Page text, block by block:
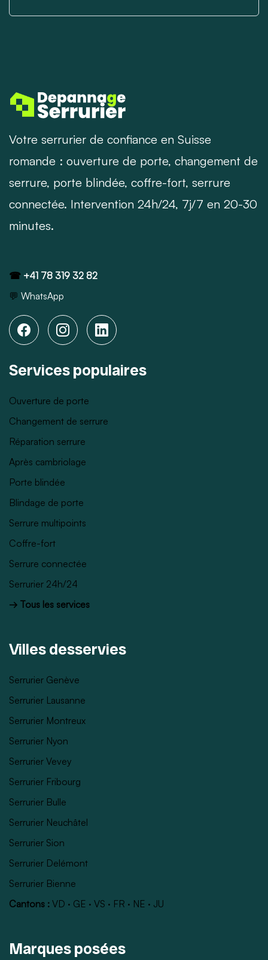
Votre serrurier de confiance en Suisse
romande : ouverture de porte, changement de
serrure, porte blindée, coffre-fort, serrure
connectée. Intervention 24h/24, 7j/7 en 20-30
minutes.
☎ +41 78 319 32 82
💬 WhatsApp
Services populaires
Ouverture de porte
Changement de serrure
Réparation serrure
Après cambriolage
Porte blindée
Blindage de porte
Serrure multipoints
Coffre-fort
Serrure connectée
Serrurier 24h/24
→ Tous les services
Villes desservies
Serrurier Genève
Serrurier Lausanne
Serrurier Montreux
Serrurier Nyon
Serrurier Vevey
Serrurier Fribourg
Serrurier Bulle
Serrurier Neuchâtel
Serrurier Sion
Serrurier Delémont
Serrurier Bienne
Cantons : VD · GE · VS · FR · NE · JU
Marques posées